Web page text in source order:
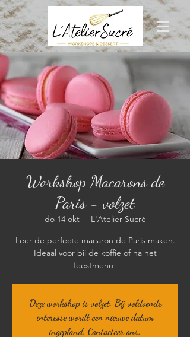
Workshop Macarons de
Paris - volzet
do 14 okt
  |
L'Atelier Sucré
Leer de perfecte macaron de Paris maken.
Ideaal voor bij de koffie of na het
Deze workshop is volzet. Bij voldoende
interesse wordt een nieuwe datum
ingepland. Contacteer ons.